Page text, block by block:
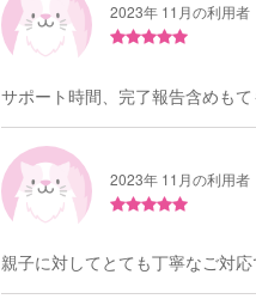
2023年 11月の利用者
サポート時間、完了報告含めも
2023年 11月の利用者
親子に対してとても丁寧なご対応